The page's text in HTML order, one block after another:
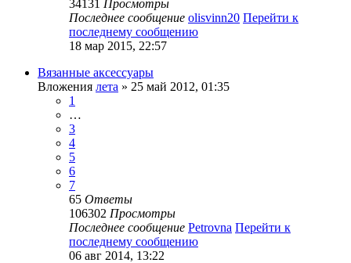
34131 Просмотры
Последнее сообщение olisvinn20 Перейти к
последнему сообщению
18 мар 2015, 22:57
Вязанные аксессуары
Вложения лета » 25 май 2012, 01:35
1
…
3
4
5
6
7
65 Ответы
106302 Просмотры
Последнее сообщение Petrovna Перейти к
последнему сообщению
06 авг 2014, 13:22